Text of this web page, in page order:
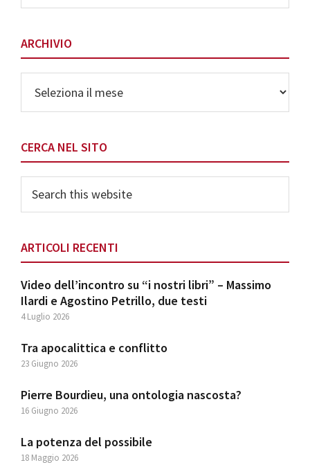
Categorie
ARCHIVIO
CERCA NEL SITO
this
ARTICOLI RECENTI
Video dell’incontro su “i nostri libri” – Massimo
Ilardi e Agostino Petrillo, due testi
4 Luglio 2026
Tra apocalittica e conflitto
23 Giugno 2026
Pierre Bourdieu, una ontologia nascosta?
16 Giugno 2026
La potenza del possibile
18 Maggio 2026